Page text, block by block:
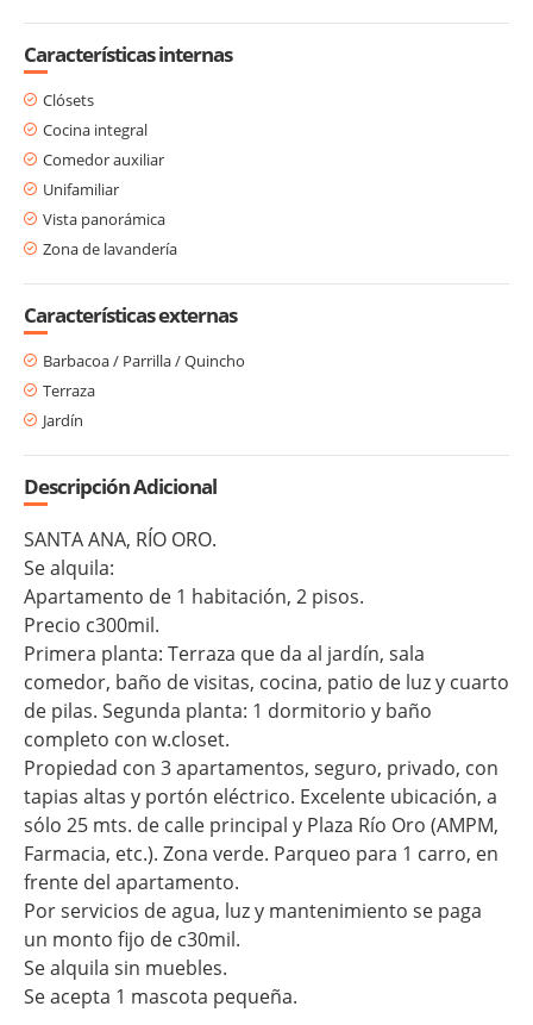
Características internas
Clósets
Cocina integral
Comedor auxiliar
Unifamiliar
Vista panorámica
Zona de lavandería
Características externas
Barbacoa / Parrilla / Quincho
Terraza
Jardín
Descripción Adicional
SANTA ANA, RÍO ORO.
Se alquila:
Apartamento de 1 habitación, 2 pisos.
Precio c300mil.
Primera planta: Terraza que da al jardín, sala
comedor, baño de visitas, cocina, patio de luz y cuarto
de pilas. Segunda planta: 1 dormitorio y baño
completo con w.closet.
Propiedad con 3 apartamentos, seguro, privado, con
tapias altas y portón eléctrico. Excelente ubicación, a
sólo 25 mts. de calle principal y Plaza Río Oro (AMPM,
Farmacia, etc.). Zona verde. Parqueo para 1 carro, en
frente del apartamento.
Por servicios de agua, luz y mantenimiento se paga
un monto fijo de c30mil.
Se alquila sin muebles.
Se acepta 1 mascota pequeña.